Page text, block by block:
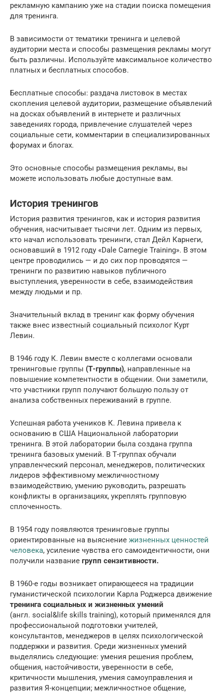
рекламную кампанию уже на стадии поиска помещения
для тренинга.
В зависимости от тематики тренинга и целевой
аудитории места и способы размещения рекламы могут
быть различны. Используйте максимальное количество
платных и бесплатных способов.
Бесплатные способы: раздача листовок в местах
скопления целевой аудитории, размещение объявлений
на досках объявлений в интернете и различных
заведениях города, привлечение слушателей через
социальные сети, комментарии в специализированных
форумах и блогах.
Это основные способы размещения рекламы, вы
можете использовать любые доступные вам.
История тренингов
История развития тренингов, как и история развития
обучения, насчитывает тысячи лет. Одним из первых,
кто начал использовать тренинги, стал Дейл Карнеги,
основавший в 1912 году «Dale Carnegie Training». В этом
центре проводились — и до сих пор проводятся —
тренинги по развитию навыков публичного
выступления, уверенности в себе, взаимодействия
между людьми и пр.
Значительный вклад в тренинг как форму обучения
также внес известный социальный психолог Курт
Левин.
В 1946 году К. Левин вместе с коллегами основали
тренинговые группы (Т-группы), направленные на
повышение компетентности в общении. Они заметили,
что участники групп получают большую пользу от
анализа собственных переживаний в группе.
Успешная работа учеников К. Левина привела к
основанию в США Национальной лаборатории
тренинга. В этой лаборатории была создана группа
тренинга базовых умений. В Т-группах обучали
управленческий персонал, менеджеров, политических
лидеров эффективному межличностному
взаимодействию, умению руководить, разрешать
конфликты в организациях, укреплять групповую
сплоченность.
В 1954 году появляются тренинговые группы
ориентированные на выяснение жизненных ценностей
человека, усиление чувства его самоидентичности, они
получили название групп сензитивности.
В 1960-е годы возникает опирающееся на традиции
гуманистической психологии Карла Роджерса движение
тренинга социальных и жизненных умений
(англ. social&life skills training), который применялся для
профессиональной подготовки учителей,
консультантов, менеджеров в целях психологической
поддержки и развития. Среди жизненных умений
выделялись следующие: умения решения проблем,
общения, настойчивости, уверенности в себе,
критичности мышления, умения самоуправления и
развития Я-концепции; межличностное общение,